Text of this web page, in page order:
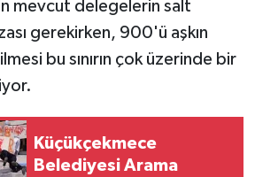
mevcut delegelerin salt
gerekirken, 900'ü aşkın
bu sınırın çok üzerinde bir
Küçükçekmece
Belediyesi Arama